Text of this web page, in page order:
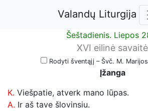
Valandų Liturgija
Šeštadienis. Liepos
XVI eilinė savaitė
Rodyti šventąjį – Švč. M.
Įžanga
K. Viešpatie, atverk mano lūpas.
A. Ir aš tave šlovinsiu.